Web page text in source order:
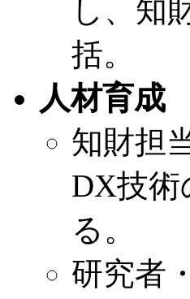
し、知
括。
人材育成
知財担
DX技術
る。
研究者